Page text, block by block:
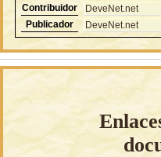
Contribuidor
DeveNet.net
Publicador
DeveNet.net